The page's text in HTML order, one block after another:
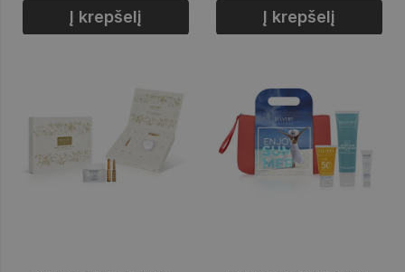
Į krepšelį Į krepšelį